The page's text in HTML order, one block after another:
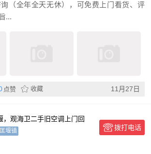
（全年全天无休），可免费上门看货、评
...
点赞 收藏 11月27日
，观海卫二手旧空调上门回
匡堰镇 拨打电话